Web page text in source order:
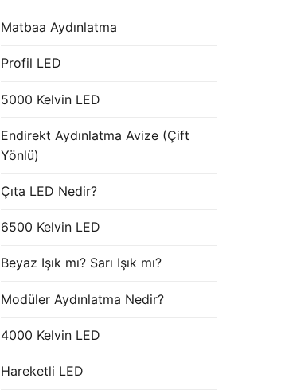
Matbaa Aydınlatma
Profil LED
5000 Kelvin LED
Endirekt Aydınlatma Avize (Çift
Yönlü)
Çıta LED Nedir?
6500 Kelvin LED
Beyaz Işık mı? Sarı Işık mı?
Modüler Aydınlatma Nedir?
4000 Kelvin LED
Hareketli LED